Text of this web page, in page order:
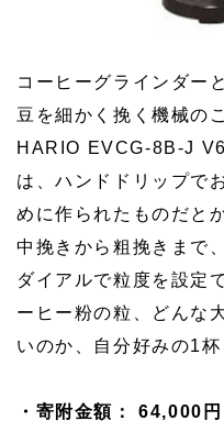
コーヒーグラインダー
豆を細かく挽く機械の
HARIO EVCG-8B-J
は、ハンドドリップで
めに作られたものだと
中挽きから粗挽きまで
ダイアルで粒度を設定
ーヒー粉の粒、どんな
いのか、自分好みの1
・寄附金額： 64,000